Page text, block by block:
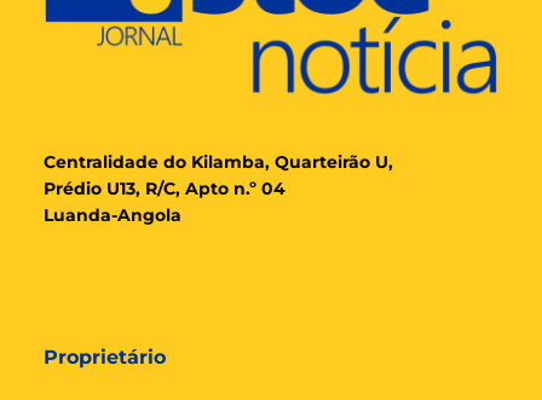
Centralidade do Kilamba, Quarteirão U,
Prédio U13, R/C, Apto n.º 04
Luanda-Angola
Proprietário